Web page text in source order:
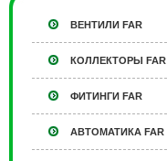
ВЕНТИЛИ FAR
КОЛЛЕКТОРЫ FAR
ФИТИНГИ FAR
АВТОМАТИКА FAR